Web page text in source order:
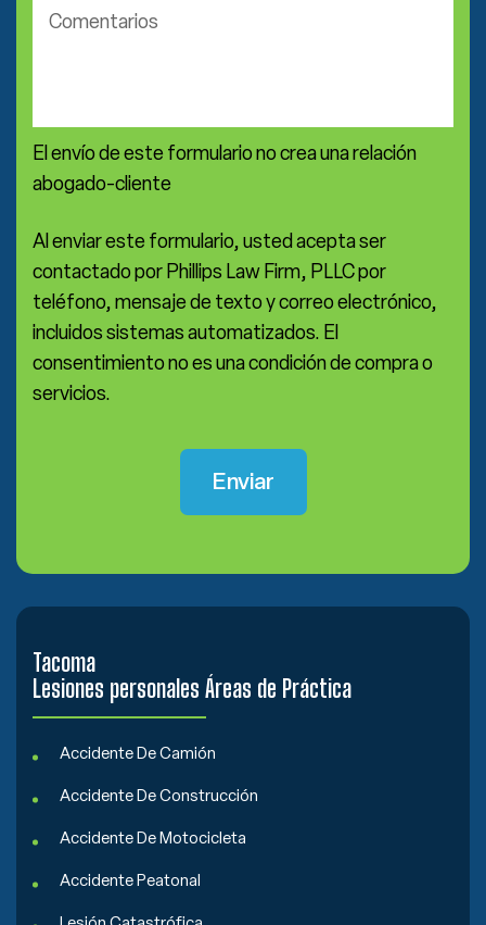
Comentarios
El envío de este formulario no crea una relación
abogado-cliente
Al enviar este formulario, usted acepta ser
contactado por Phillips Law Firm, PLLC por
teléfono, mensaje de texto y correo electrónico,
incluidos sistemas automatizados. El
consentimiento no es una condición de compra o
servicios.
Tacoma
Lesiones personales Áreas de Práctica
Accidente De Camión
Accidente De Construcción
Accidente De Motocicleta
Accidente Peatonal